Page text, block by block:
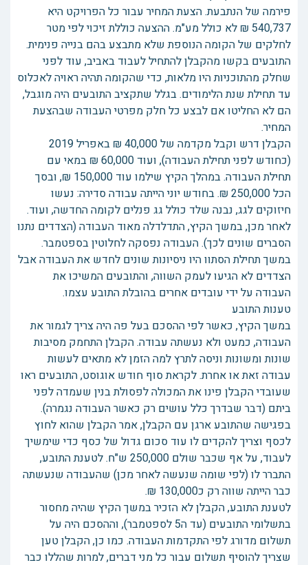
פירמה של הנתבעת. הצעת המחיר עבור כל הפרויקט היא
540,737 ₪ לא כולל מע"מ. ההצעה כוללת זיכוי לפי מטר
לחלקים של הקומה הנוספת שלא מתבצע בהם בנייה פנימית.
התובעים בקשו מהקבלן להתחיל לעבוד באביב, עוד לפני
שחלק מהתוכניות היו מלאות, כדי שהקומה תהיה ראויה לאכלוס
עד תחילת שנת הלימודים. בגלל שתקציב התובעים היה מוגבל,
הם לא החליטו אם לבצע כל חלק מפרטי העבודה שבהצעת
המחיר.
הקבלן דרש וקבל מקדמה של 40,000 ₪ באפריל 2019
(כחודש לפני תחילת העבודה), ועוד 60,000 ₪ במאי עם
תחילת העבודה. במהלך הקיץ שילמו עוד 150,000 ₪, ובסך
הכל 250,000 ₪. בחודש יוני הייתה עבודה סדירה: נעשו
חיזוקים לגג, נבנה שלד כולל גג פנלים לקומה החדשה, ועוד.
לאחר מכן, במשך הקיץ, התדלדלה מאוד העבודה (הצדדים נתנו
הסברים שונים לכך). העבודה נפסקה לחלוטין בספטמבר.
במשך תחילת הסתוו היו ניסיונות שונים לחדש את העבודה אבל
הצדדים לא הגיעו לעמק השווה, והתובעים המשיכו את
העבודה על ידי עובדים אחרים בהובלת התובע עצמו.
טענות התובע
במשך הקיץ, כאשר לפי ההסכם בעל פה היה צריך לגמור את
העבודה, כמעט ולא נעשתה עבודה. הקבלן התחמק מסיבות
שונות ומשונות וניסה לתרץ למה הזמן לא מתאים לעשות
עבודה זאת או אחרת. לקראת סוף חודש אוגוסט, התובעים ראו
שעובדי הקבלן פינו את המכולה לפסולת בנין שעמדה לפני
ביתם (דבר שבדרך כלל עושים רק כאשר העבודה נגמרה).
בפגישה שהתובע ארגן עם הקבלן, אמר הקבלן שהוא לחוץ
לכסף וצריך להקדים לו עוד סכום גדול של כסף כדי שימשיך
לעבוד, על אף שכבר שולם 250,000 ש"ח. לטענת התובע,
התברר לו (לפי שומה שנעשה לאחר מכן) שהעבודה שנעשתה
כבר הייתה שווה רק כ130,000 ₪.
לטענת התובע, הקבלן לא הזכיר במשך הקיץ שהיה מחסור
בתשלומי התובעים (עד ה5 לספטמבר), וההסכם היה על
תשלום מדורג לפי התקדמות העבודה. כמו כן, הקבלן טען
שצריך להוסיף תשלום עבור כל מני דברים, למרות שהללו כבר